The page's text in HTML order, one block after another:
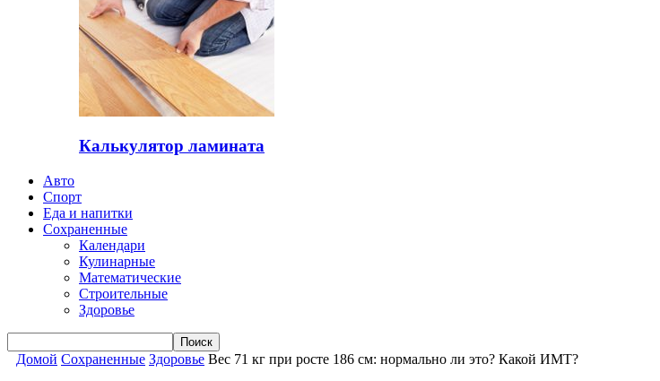
Калькулятор ламината
Авто
Спорт
Еда и напитки
Сохраненные
Календари
Кулинарные
Математические
Строительные
Здоровье
Домой Сохраненные Здоровье Вес 71 кг при росте 186 см: нормально ли это? Какой ИМТ?